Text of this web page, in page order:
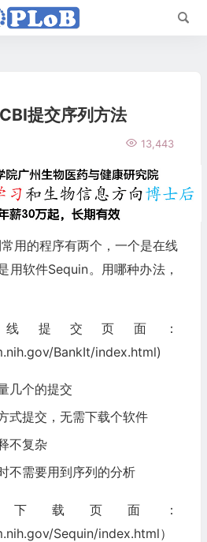
提交序列方法
13,443
用的程序有两个，一个是在线
用软件Sequin。用哪种办法，
提交页面：
BankIt/index.html)
几个的提交
式提交，无需下载个软件
不复杂
不需要用到序列的分析
载页面：
Sequin/index.html）